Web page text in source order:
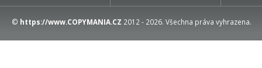
© https://www.COPYMANIA.CZ 2012 - 2026. Všechna práva vyhrazena.